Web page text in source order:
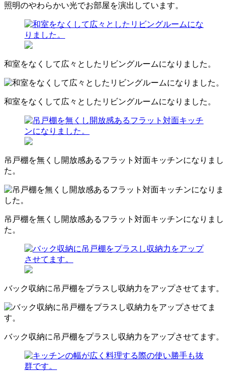
照明のやわらかい光でお部屋を演出しています。
和室をなくして広々としたリビングルームになりました。
和室をなくして広々としたリビングルームになりました。
吊戸棚を無くし開放感あるフラット対面キッチンになりまし
た。
吊戸棚を無くし開放感あるフラット対面キッチンになりまし
た。
バック収納に吊戸棚をプラスし収納力をアップさせてます。
バック収納に吊戸棚をプラスし収納力をアップさせてます。